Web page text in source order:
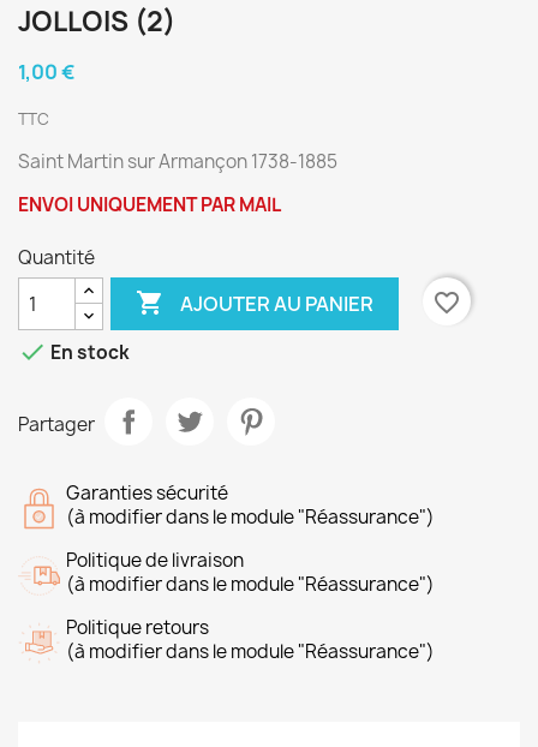
JOLLOIS (2)
1,00 €
TTC
Saint Martin sur Armançon 1738-1885
ENVOI UNIQUEMENT PAR MAIL
Quantité
 AJOUTER AU PANIER
favorite_border
 En stock
Partager
Garanties sécurité
(à modifier dans le module "Réassurance")
Politique de livraison
(à modifier dans le module "Réassurance")
Politique retours
(à modifier dans le module "Réassurance")